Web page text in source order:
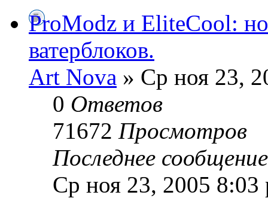
ProModz и EliteCool:
ватерблоков.
Art Nova » Ср ноя 23,
0 Ответов
71672 Просмотров
Последнее
Ср ноя 23, 2005 8:03